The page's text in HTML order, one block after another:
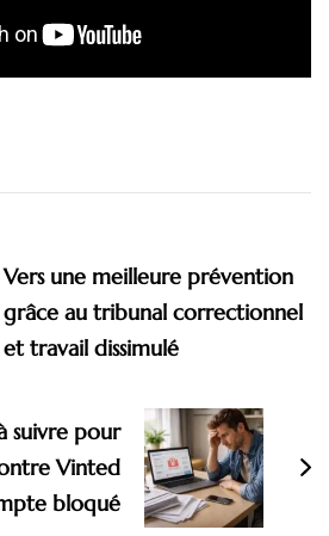
Vers une meilleure prévention
grâce au tribunal correctionnel
et travail dissimulé
suivre pour
Vinted
bloqué